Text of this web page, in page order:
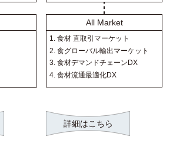
All Market
1. 食材 直取引マーケット
2. 食グローバル輸出マーケット
3. 食材デマンドチェーンDX
4. 食材流通最適化DX
詳細はこちら